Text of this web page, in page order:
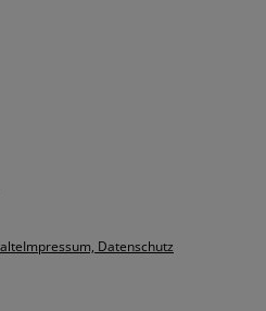
Impressum, Datenschutz